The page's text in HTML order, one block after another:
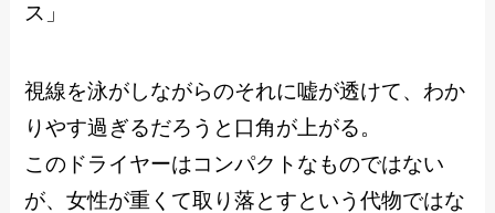
ス」
視線を泳がしながらのそれに嘘が透けて、わか
りやす過ぎるだろうと口角が上がる。
このドライヤーはコンパクトなものではない
が、女性が重くて取り落とすという代物ではな